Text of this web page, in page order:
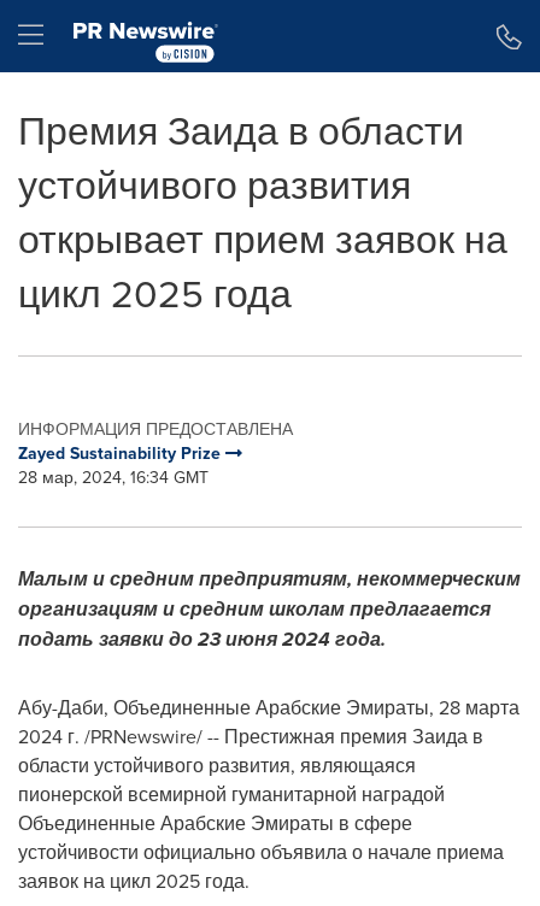
Hamburger menu
Премия Заида в области
устойчивого развития
открывает прием заявок на
цикл 2025 года
ИНФОРМАЦИЯ ПРЕДОСТАВЛЕНА
Zayed Sustainability Prize
28 мар, 2024, 16:34 GMT
Малым и средним предприятиям, некоммерческим
организациям исреднимшколам предлагается
подать заявки до 23 июня 2024 года.
Абу-Даби, Объединенные Арабские Эмираты, 28 марта
2024 г. /PRNewswire/ -- Престижная премия Заида в
области устойчивого развития, являющаяся
пионерской всемирной гуманитарной наградой
Объединенные Арабские Эмираты в сфере
устойчивости официально объявила о начале приема
заявок на цикл 2025 года.